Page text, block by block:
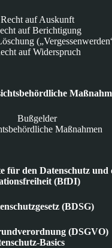
Recht auf Auskunft
auf Berichtigung
auf Widerspruch
Bußgelder
Maßnahmen
für den Datenschutz und
(BfDI)
(BDSG)
(DSGVO)
Basics